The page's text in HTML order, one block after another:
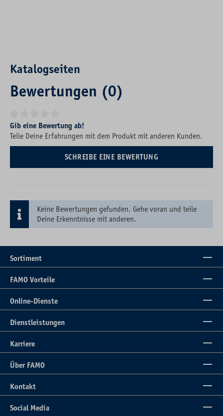
Katalogseiten
Bewertungen (0)
Durchschnittliche Bewertung von 0 von 5 Sternen
Gib eine Bewertung ab!
Teile Deine Erfahrungen mit dem Produkt mit anderen Kunden.
SCHREIBE EINE BEWERTUNG
Keine Bewertungen gefunden. Gehe voran und teile
Deine Erkenntnisse mit anderen.
Sortiment
FAMO Vorteile
Online-Dienste
Dienstleistungen
Karriere
Über FAMO
Kontakt
Social Media